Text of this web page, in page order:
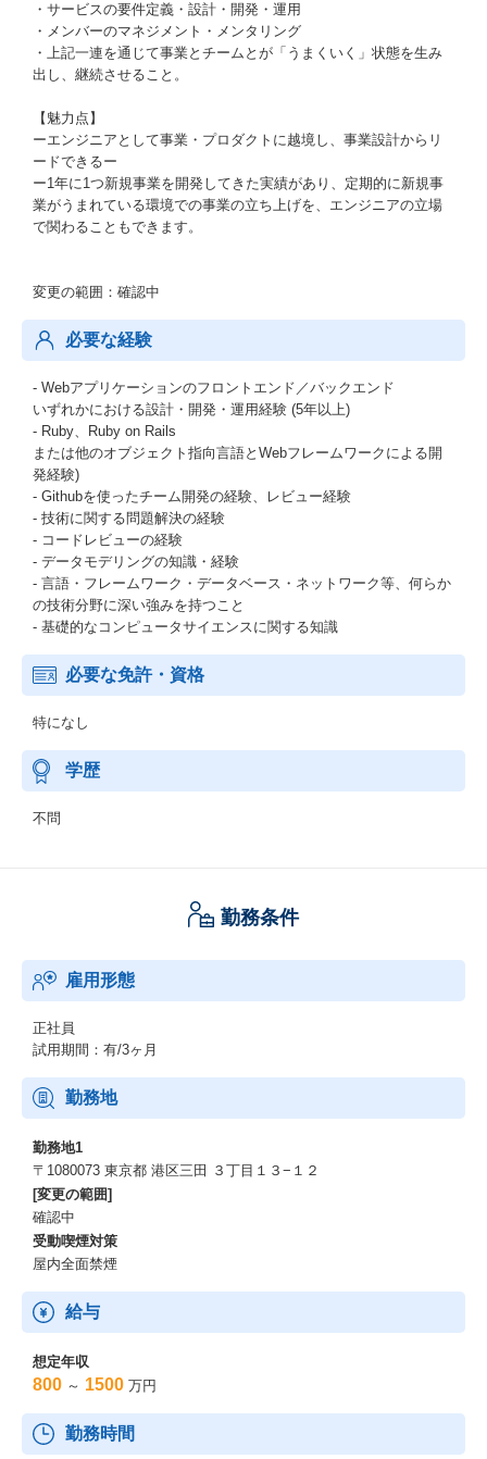
・サービスの要件定義・設計・開発・運用
・メンバーのマネジメント・メンタリング
・上記一連を通じて事業とチームとが「うまくいく」状態を生み
出し、継続させること。
【魅力点】
ーエンジニアとして事業・プロダクトに越境し、事業設計からリ
ードできるー
ー1年に1つ新規事業を開発してきた実績があり、定期的に新規事
業がうまれている環境での事業の立ち上げを、エンジニアの立場
で関わることもできます。
変更の範囲：確認中
必要な経験
- Webアプリケーションのフロントエンド／バックエンド
いずれかにおける設計・開発・運用経験 (5年以上)
- Ruby、Ruby on Rails
または他のオブジェクト指向言語とWebフレームワークによる開
発経験)
- Githubを使ったチーム開発の経験、レビュー経験
- 技術に関する問題解決の経験
- コードレビューの経験
- データモデリングの知識・経験
- 言語・フレームワーク・データベース・ネットワーク等、何らか
の技術分野に深い強みを持つこと
- 基礎的なコンピュータサイエンスに関する知識
必要な免許・資格
特になし
学歴
不問
勤務条件
雇用形態
正社員
試用期間：有/3ヶ月
勤務地
勤務地1
〒1080073 東京都 港区三田 ３丁目１３−１２
[変更の範囲]
確認中
受動喫煙対策
屋内全面禁煙
給与
想定年収
800 ～ 1500 万円
勤務時間